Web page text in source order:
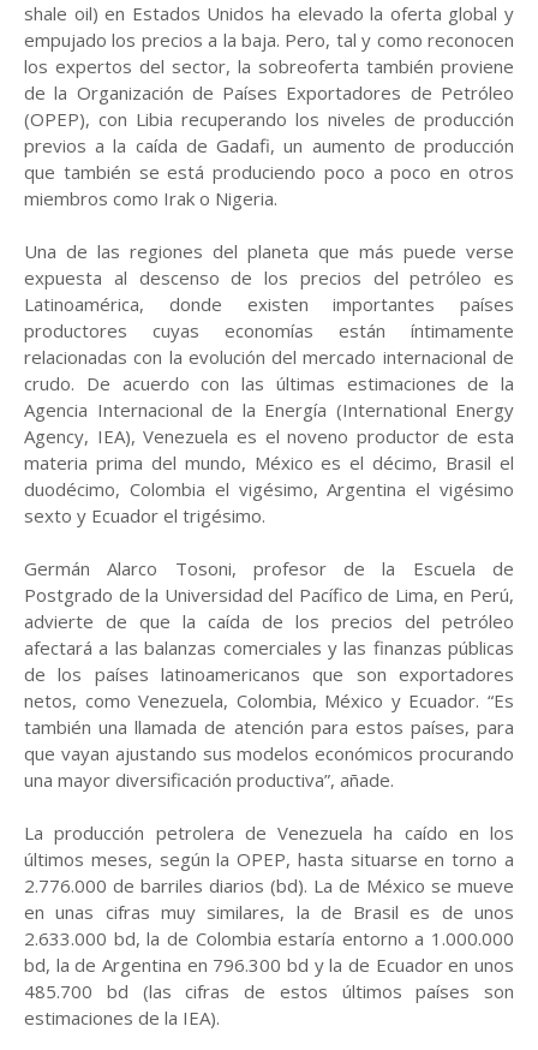
shale oil) en Estados Unidos ha elevado la oferta global y
empujado los precios a la baja. Pero, tal y como reconocen
los expertos del sector, la sobreoferta también proviene
de la Organización de Países Exportadores de Petróleo
(OPEP), con Libia recuperando los niveles de producción
previos a la caída de Gadafi, un aumento de producción
que también se está produciendo poco a poco en otros
miembros como Irak o Nigeria.
Una de las regiones del planeta que más puede verse
expuesta al descenso de los precios del petróleo es
Latinoamérica, donde existen importantes países
productores cuyas economías están íntimamente
relacionadas con la evolución del mercado internacional de
crudo. De acuerdo con las últimas estimaciones de la
Agencia Internacional de la Energía (International Energy
Agency, IEA), Venezuela es el noveno productor de esta
materia prima del mundo, México es el décimo, Brasil el
duodécimo, Colombia el vigésimo, Argentina el vigésimo
sexto y Ecuador el trigésimo.
Germán Alarco Tosoni, profesor de la Escuela de
Postgrado de la Universidad del Pacífico de Lima, en Perú,
advierte de que la caída de los precios del petróleo
afectará a las balanzas comerciales y las finanzas públicas
de los países latinoamericanos que son exportadores
netos, como Venezuela, Colombia, México y Ecuador. “Es
también una llamada de atención para estos países, para
que vayan ajustando sus modelos económicos procurando
una mayor diversificación productiva”, añade.
La producción petrolera de Venezuela ha caído en los
últimos meses, según la OPEP, hasta situarse en torno a
2.776.000 de barriles diarios (bd). La de México se mueve
en unas cifras muy similares, la de Brasil es de unos
2.633.000 bd, la de Colombia estaría entorno a 1.000.000
bd, la de Argentina en 796.300 bd y la de Ecuador en unos
485.700 bd (las cifras de estos últimos países son
estimaciones de la IEA).